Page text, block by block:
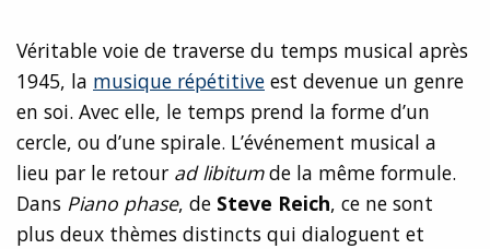
Véritable voie de traverse du temps musical après
1945, la musique répétitive est devenue un genre
en soi. Avec elle, le temps prend la forme d’un
cercle, ou d’une spirale. L’événement musical a
lieu par le retour ad libitumde la même formule.
Dans Piano phase, de Steve Reich, ce ne sont
plus deux thèmes distincts qui dialoguent et